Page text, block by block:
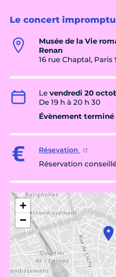
Le concert
Musée de la Vie
Renan
16 rue Chaptal, Paris
Le vendredi 20
De 19 h à 20 h 30
Évènement terminé
Résevation
Réservation
+
−